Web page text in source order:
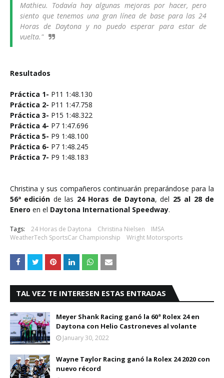
Mathieu. Todavía hay algunas mejoras por hacer, pero
siento que tenemos una gran línea de base para las 24
Horas de Daytona y no puedo esperar para estar de
vuelta."
Resultados
Práctica 1- P11 1:48.130
Práctica 2- P11 1:47.758
Práctica 3- P15 1:48.322
Práctica 4- P7 1:47.696
Práctica 5- P9 1:48.100
Práctica 6- P7 1:48.245
Práctica 7- P9 1:48.183
Christina y sus compañeros continuarán preparándose para la
56ª edición de las 24 Horas de Daytona, del 25 al 28 de
Enero en el Daytona International Speedway.
Tags: 24 Horas de Daytona Christina Nielsen
IMSA
WeatherTech SportsCar Championship
Wright Motorsports
TAL VEZ TE INTERESEN ESTAS ENTRADAS
Meyer Shank Racing ganó la 60ª Rolex 24 en
Daytona con Helio Castroneves al volante
January 30, 2022
Wayne Taylor Racing ganó la Rolex 24 2020 con
nuevo récord